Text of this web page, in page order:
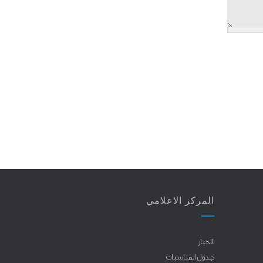
المركز الاعلامي
الاخبار
جدول المناسبات